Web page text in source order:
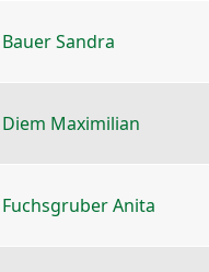
Bauer Sandra
Diem Maximilian
Fuchsgruber Anita